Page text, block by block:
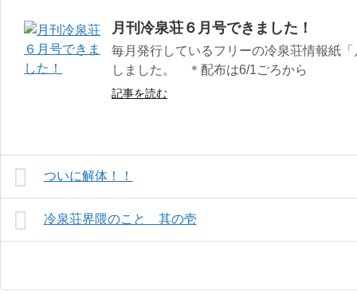
月刊冷泉荘６月号できました！
毎月発行しているフリーの冷泉荘情報紙
しました。 ＊配布は6/1ごろから
記事を読む
ついに解体！！
冷泉荘界隈のこと 其の壱